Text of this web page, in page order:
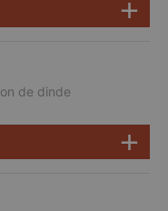
de dinde